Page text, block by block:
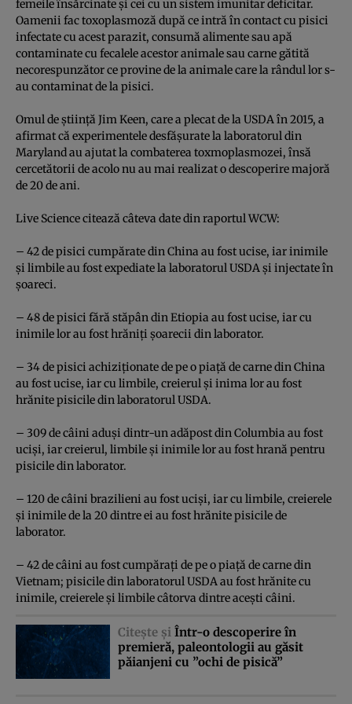
femeile însărcinate şi cei cu un sistem imunitar deficitar.
Oamenii fac toxoplasmoză după ce intră în contact cu pisici
infectate cu acest parazit, consumă alimente sau apă
contaminate cu fecalele acestor animale sau carne gătită
necorespunzător ce provine de la animale care la rândul lor s-
au contaminat de la pisici.
Omul de ştiinţă Jim Keen, care a plecat de la USDA în 2015, a
afirmat că experimentele desfăşurate la laboratorul din
Maryland au ajutat la combaterea toxmoplasmozei, însă
cercetătorii de acolo nu au mai realizat o descoperire majoră
de 20 de ani.
Live Sciencecitează câteva date din raportul WCW:
– 42 de pisici cumpărate din China au fost ucise, iar inimile
şi limbile au fost expediate la laboratorul USDA şi injectate în
şoareci.
– 48 de pisici fără stăpân din Etiopia au fost ucise, iar cu
inimile lor au fost hrăniţi şoarecii din laborator.
– 34 de pisici achiziţionate de pe o piaţă de carne din China
au fost ucise, iar cu limbile, creierul şi inima lor au fost
hrănite pisicile din laboratorul USDA.
– 309 de câini aduşi dintr-un adăpost din Columbia au fost
ucişi, iar creierul, limbile şi inimile lor au fost hrană pentru
pisicile din laborator.
– 120 de câini brazilieni au fost ucişi, iar cu limbile, creierele
şi inimile de la 20 dintre ei au fost hrănite pisicile de
laborator.
– 42 de câini au fost cumpăraţi de pe o piaţă de carne din
Vietnam; pisicile din laboratorul USDA au fost hrănite cu
inimile, creierele şi limbile câtorva dintre aceşti câini.
Citeşte şi Într-o descoperire în
premieră, paleontologii au găsit
păianjeni cu ”ochi de pisică”